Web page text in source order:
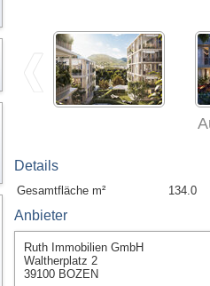
Details
Gesamtfläche m² 134.0
Anbieter
Ruth Immobilien GmbH
Waltherplatz 2
39100 BOZEN